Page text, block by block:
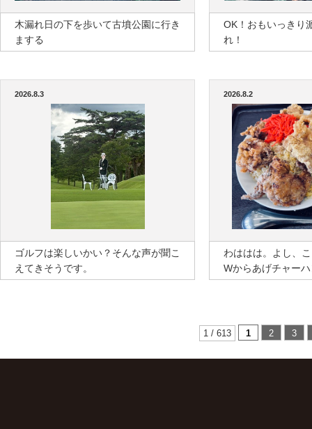
木漏れ日の下を歩いて古墳公園に行き
まする
OK！おもいっきり
れ！
2026.8.3
ゴルフは楽しいかい？そんな声が聞こ
えてきそうです。
2026.8.2
わははは。よし、
Wからあげチャー
1 / 613 1 2 3